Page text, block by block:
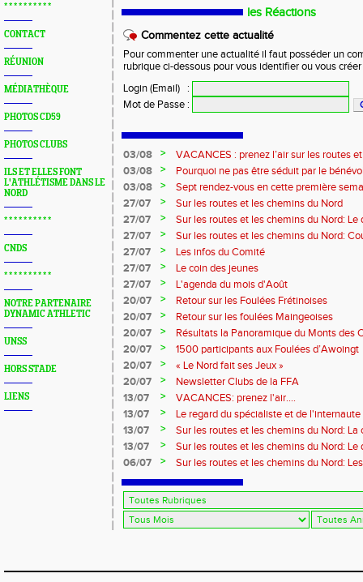
* * * * * * * * * *
CONTACT
RÉUNION
MÉDIATHÈQUE
PHOTOS CD59
PHOTOS CLUBS
ILS ET ELLES FONT
L'ATHLÉTISME DANS LE
NORD
* * * * * * * * * *
CNDS
* * * * * * * * * *
NOTRE PARTENAIRE
DYNAMIC ATHLETIC
UNSS
HORS STADE
LIENS
les Réactions
Commentez cette actualité
Pour commenter une actualité il faut posséder un
rubrique ci-dessous pour vous identifier ou vous
Login (Email)
:
Mot de Passe :
03/08 >
VACANCES : prenez l’air sur les routes
03/08
>
Pourquoi ne pas être séduit par le
?...
03/08 >
Sept rendez-vous en cette première
27/07
>
Sur les routes et les chemins du Nord
27/07
>
Sur les routes et les chemins du Nord:
27/07
>
Sur les routes et les chemins du Nord:
Marque
27/07 >
Les infos du Comité
27/07
>
Le coin des jeunes
27/07
>
L'agenda du mois d'Août
20/07
>
Retour sur les Foulées Frétinoises
20/07
>
Retour sur les foulées Maingeoises
20/07
>
Résultats la Panoramique du Monts des
20/07
>
1500 participants aux Foulées d’Awoingt
20/07
>
« Le Nord fait ses Jeux »
20/07
>
Newsletter Clubs de la FFA
13/07
>
VACANCES: prenez l'air....
13/07
>
Le regard du spécialiste et de l'internaute
13/07
>
Sur les routes et les chemins du Nord: La
13/07
>
Sur les routes et les chemins du Nord:
06/07
> Sur les routes et les chemins du Nord: